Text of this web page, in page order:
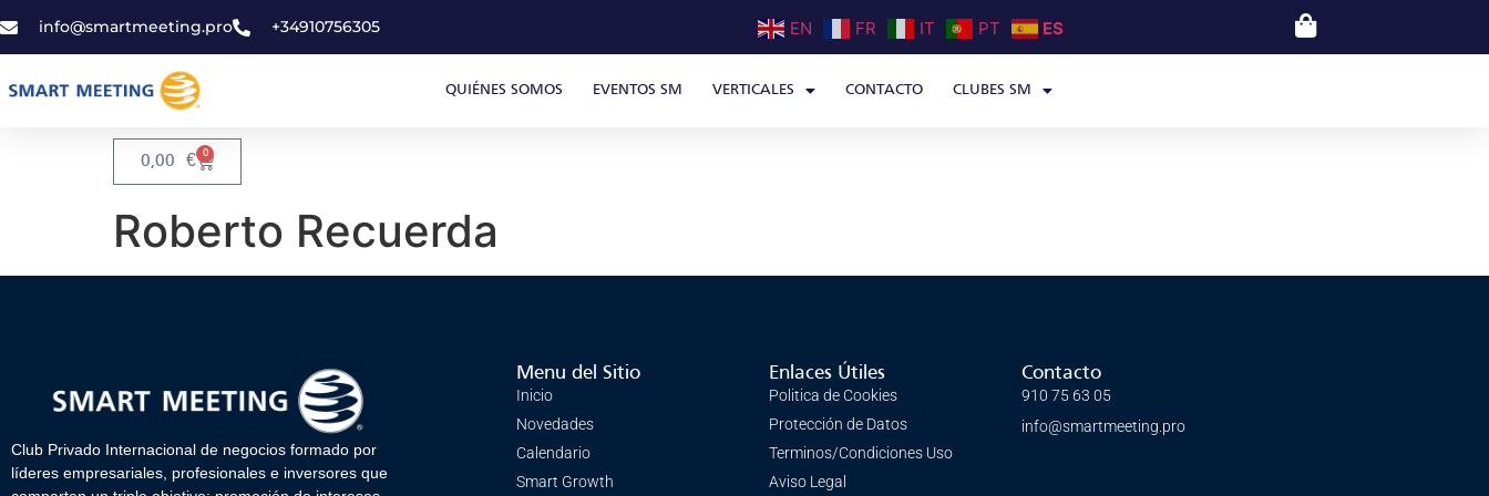
info@smartmeeting.pro +34910756305 EN FR IT PT ES
QUIÉNES SOMOS EVENTOS SM VERTICALES CONTACTO CLUBES SM
0,00 € 0
Roberto Recuerda
Club Privado Internacional de negocios formado por
líderes empresariales, profesionales e inversores que
Menu del Sitio
Inicio
Novedades
Calendario
Smart Growth
Enlaces Útiles
Politica de Cookies
Protección de Datos
Terminos/Condiciones Uso
Aviso Legal
Contacto
910 75 63 05
info@smartmeeting.pro